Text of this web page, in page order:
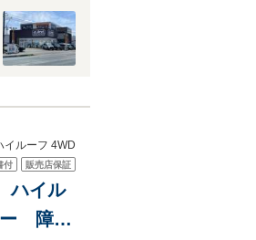
イルーフ 4WD
付 販売店保証
ハイル
ー 障害